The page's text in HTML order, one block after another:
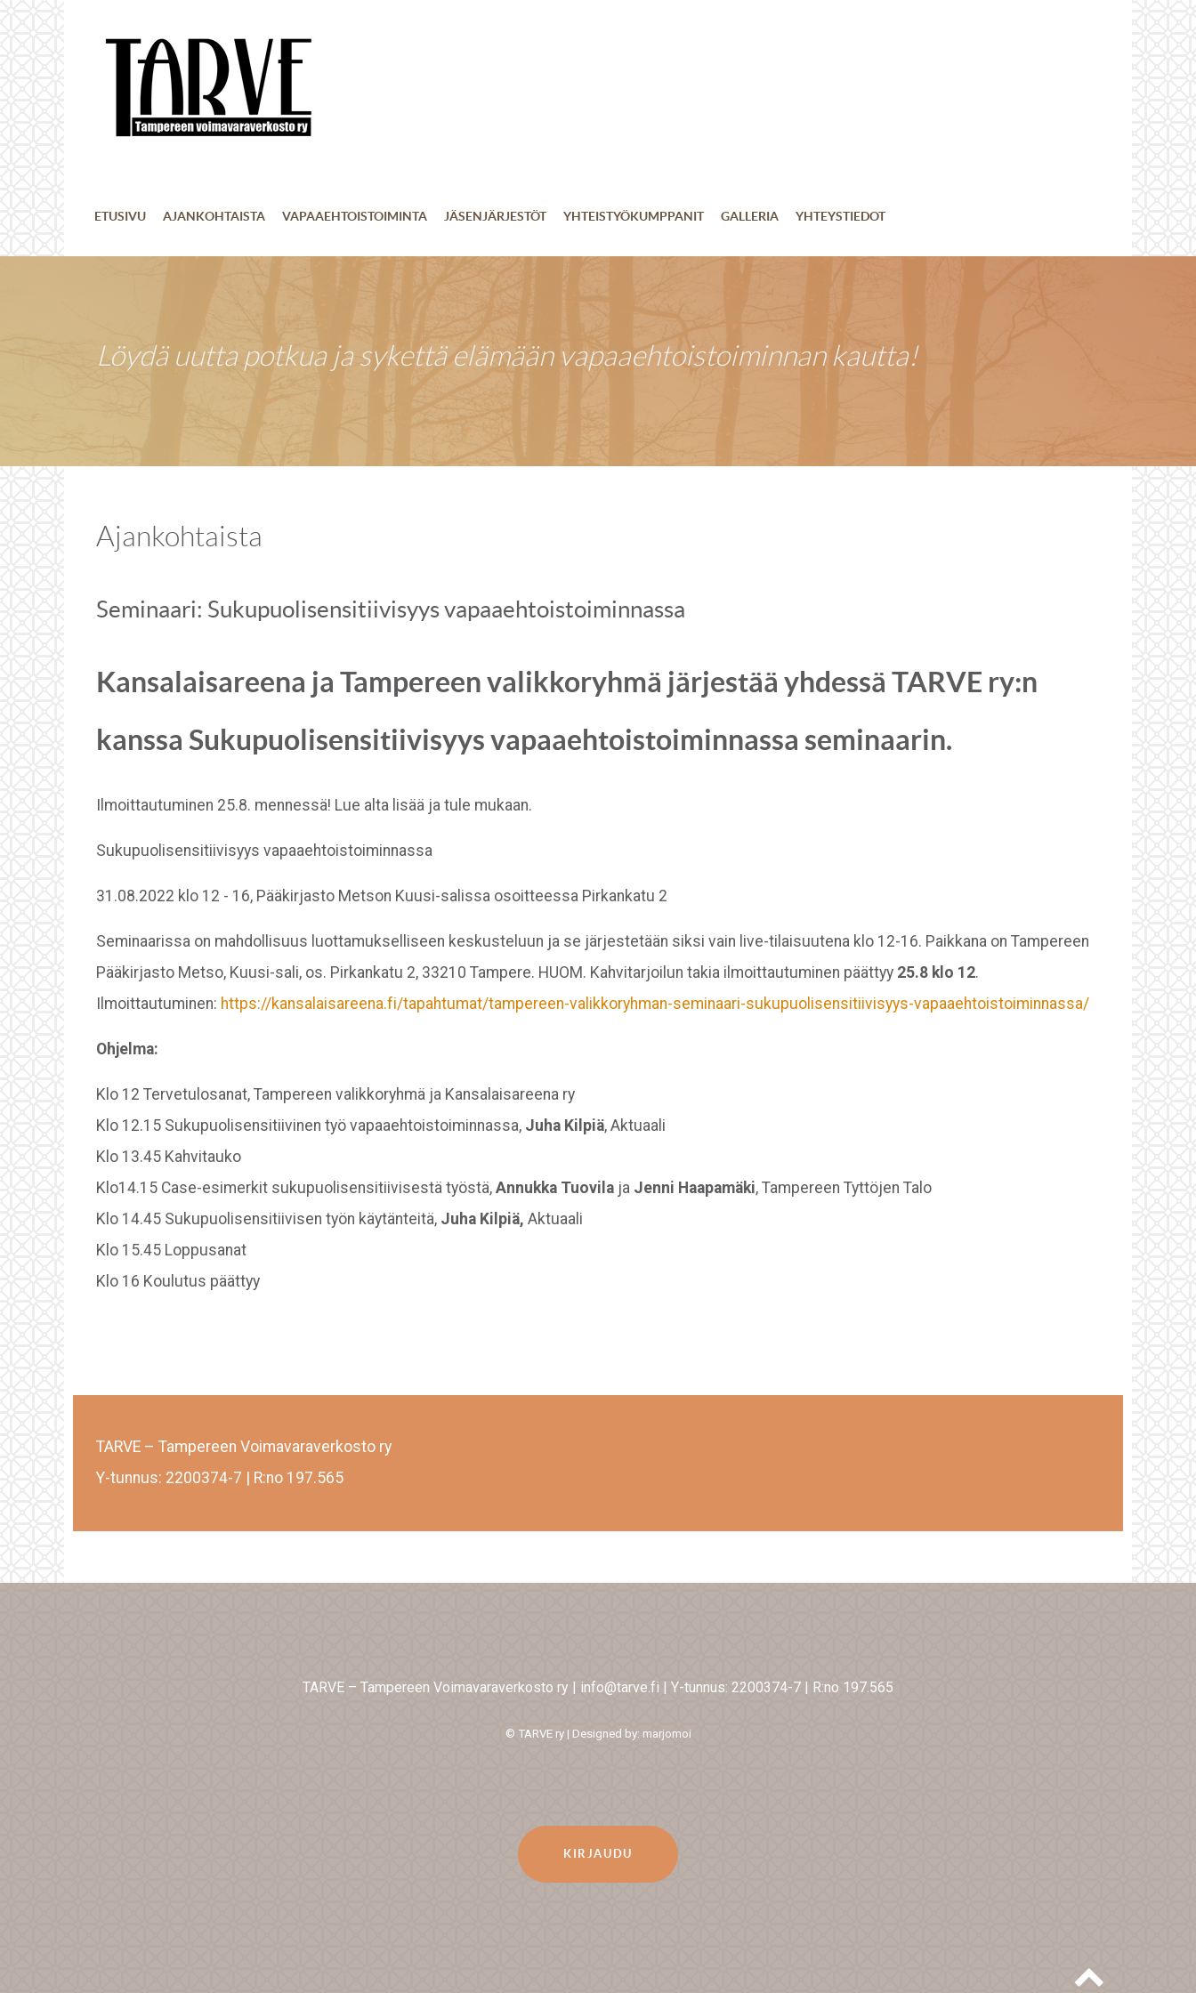
ETUSIVU AJANKOHTAISTA VAPAAEHTOISTOIMINTA JÄSENJÄRJESTÖT YHTEISTYÖKUMPPANIT GALLERIA YHTEYSTIEDOT
Löydä uutta potkua ja sykettä elämään vapaaehtoistoiminnan kautta!
Ajankohtaista
Seminaari: Sukupuolisensitiivisyys vapaaehtoistoiminnassa
Kansalaisareena ja Tampereen valikkoryhmä järjestää yhdessä TARVE ry:n
kanssa Sukupuolisensitiivisyys vapaaehtoistoiminnassa seminaarin.
Ilmoittautuminen 25.8. mennessä! Lue alta lisää ja tule mukaan.
Sukupuolisensitiivisyys vapaaehtoistoiminnassa
31.08.2022 klo 12 - 16, Pääkirjasto Metson Kuusi-salissa osoitteessa Pirkankatu 2
Seminaarissa on mahdollisuus luottamukselliseen keskusteluun ja se järjestetään siksi vain live-tilaisuutena klo 12-16. Paikkana on Tampereen
Pääkirjasto Metso, Kuusi-sali, os. Pirkankatu 2, 33210 Tampere. HUOM. Kahvitarjoilun takia ilmoittautuminen päättyy 25.8 klo 12.
Ilmoittautuminen: https://kansalaisareena.fi/tapahtumat/tampereen-valikkoryhman-seminaari-sukupuolisensitiivisyys-vapaaehtoistoiminnassa/
Ohjelma:
Klo 12 Tervetulosanat, Tampereen valikkoryhmä ja Kansalaisareena ry
Klo 12.15 Sukupuolisensitiivinen työ vapaaehtoistoiminnassa, Juha Kilpiä, Aktuaali
Klo 13.45 Kahvitauko
Klo14.15 Case-esimerkit sukupuolisensitiivisestä työstä,Annukka Tuovilaja Jenni Haapamäki, Tampereen Tyttöjen Talo
Klo 14.45 Sukupuolisensitiivisen työn käytänteitä, Juha Kilpiä, Aktuaali
Klo 15.45 Loppusanat
Klo 16 Koulutus päättyy
TARVE – Tampereen Voimavaraverkosto ry
Y-tunnus: 2200374-7 | R:no 197.565
TARVE – Tampereen Voimavaraverkosto ry | info@tarve.fi | Y-tunnus: 2200374-7 | R:no 197.565
© TARVE ry | Designed by: marjomoi
KIRJAUDU